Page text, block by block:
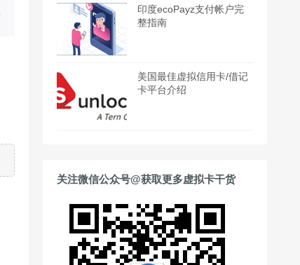
印度ecoPayz支付帐户完
整指南
美国最佳虚拟信用卡/借记
卡平台介绍
关注微信公众号@获取更多虚拟卡干货